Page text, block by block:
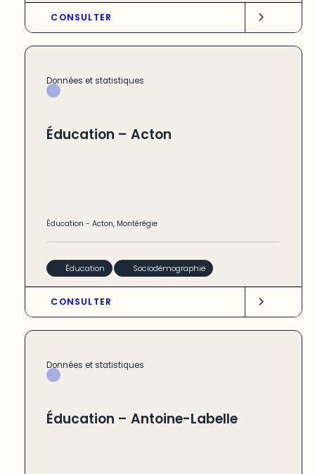
CONSULTER
Données et statistiques
Éducation – Acton
Éducation -Acton, Montérégie
Éducation Sociodémographie
CONSULTER
Données et statistiques
Éducation – Antoine-Labelle